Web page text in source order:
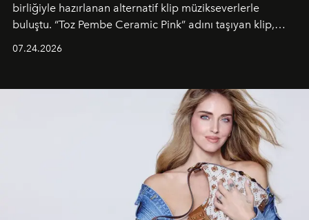
birliğiyle hazırlanan alternatif klip müzikseverlerle
buluştu. “Toz Pembe Ceramic Pink” adını taşıyan klip,
unsurlarından biri olarak öne çıkıyor.
07.24.2026